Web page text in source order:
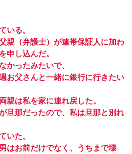
いる。
親（弁護士）が連帯保証人に加わ
申し込んだ。
かったみたいで、
お父さんと一緒に銀行に行きたい
親は私を家に連れ戻した。
旦那だったので、私は旦那と別れ
いた。
はお前だけでなく、うちまで壊